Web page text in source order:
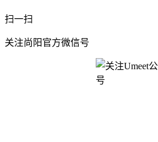
扫一扫
关注尚阳官方微信号